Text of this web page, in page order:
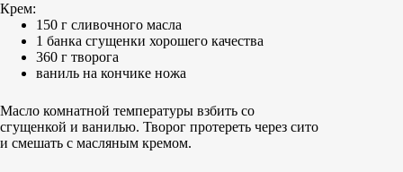
Крем:
150 г сливочного масла
1 банка сгущенки хорошего качества
360 г творога
ваниль на кончике ножа
Масло комнатной температуры взбить со
сгущенкой и ванилью. Творог протереть через сито
и смешать с масляным кремом.